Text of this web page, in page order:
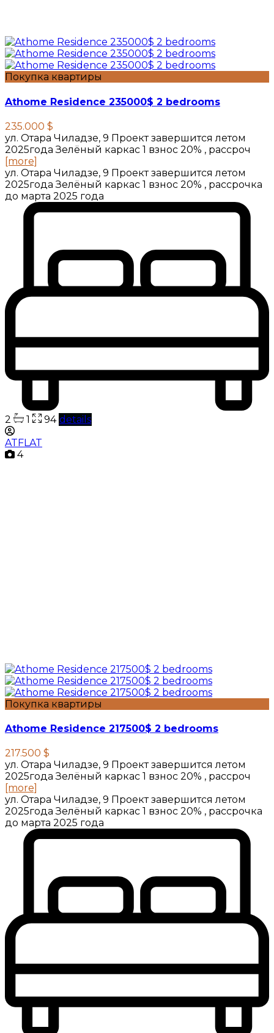
Покупка квартиры
Athome Residence 235000$ 2 bedrooms
235.000 $
ул. Отара Чиладзе, 9 Проект завершится летом
2025года Зелёный каркас 1 взнос 20% , рассроч
[more]
ул. Отара Чиладзе, 9 Проект завершится летом
2025года Зелёный каркас 1 взнос 20% , рассрочка
до марта 2025 года
2 1 94 details
ATFLAT
4
Покупка квартиры
Athome Residence 217500$ 2 bedrooms
217.500 $
ул. Отара Чиладзе, 9 Проект завершится летом
2025года Зелёный каркас 1 взнос 20% , рассроч
[more]
ул. Отара Чиладзе, 9 Проект завершится летом
2025года Зелёный каркас 1 взнос 20% , рассрочка
до марта 2025 года